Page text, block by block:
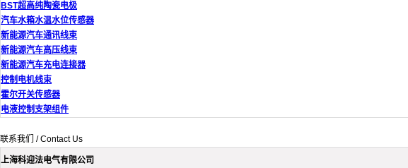
BST超高纯陶瓷电极
汽车水箱水温水位传感器
新能源汽车通讯线束
新能源汽车高压线束
新能源汽车充电连接器
控制电机线束
霍尔开关传感器
电液控制支架组件
联系我们 / Contact Us
上海科迎法电气有限公司